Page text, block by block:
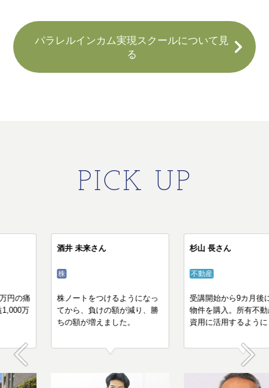
パラレルインカム実現スクールについて見
る
PICK UP
知識ゼロで負った200万円の痛
手から一変！年間利益1,000万
株ノートをつけるようになっ
てから、負けの額が減り、勝
ちの額が増えました。
Prev Next